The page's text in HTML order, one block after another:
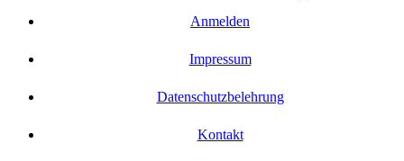
Anmelden
Impressum
Datenschutzbelehrung
Kontakt